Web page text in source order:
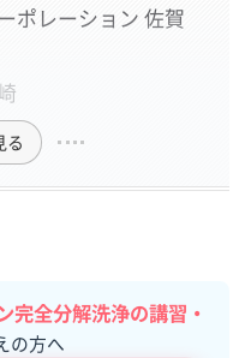
ポレーション 佐賀
る
完全分解洗浄の講習・
の方へ